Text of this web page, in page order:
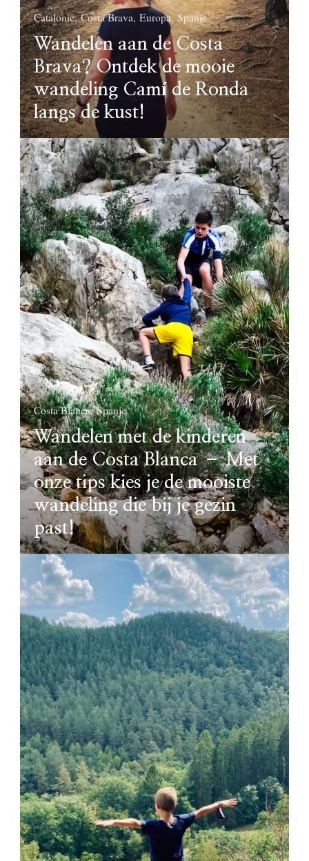
Catalonië Costa Brava Europa Spanje
Wandelen aan de Costa
Brava? Ontdek de mooie
wandeling Camí de Ronda
langs de kust!
Costa Blanca Spanje
Wandelen met de kinderen
aan de Costa Blanca – Met
onze tips kies je de mooiste
wandeling die bij je gezin
past!